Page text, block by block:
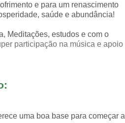
e para um renascimento
saúde e abundância!
Meditações, estudos e com o
participação na música e apoio
uma boa base para começar a